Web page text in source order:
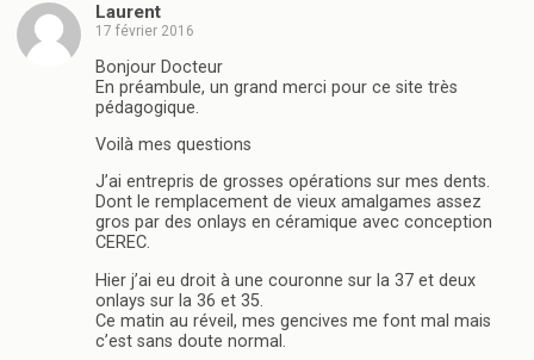
Laurent
17 février 2016
Bonjour Docteur
En préambule, un grand merci pour ce site très
pédagogique.
Voilà mes questions
J’ai entrepris de grosses opérations sur mes dents.
Dont le remplacement de vieux amalgames assez
gros par des onlays en céramique avec conception
CEREC.
Hier j’ai eu droit à une couronne sur la 37 et deux
onlays sur la 36 et 35.
Ce matin au réveil, mes gencives me font mal mais
c’est sans doute normal.